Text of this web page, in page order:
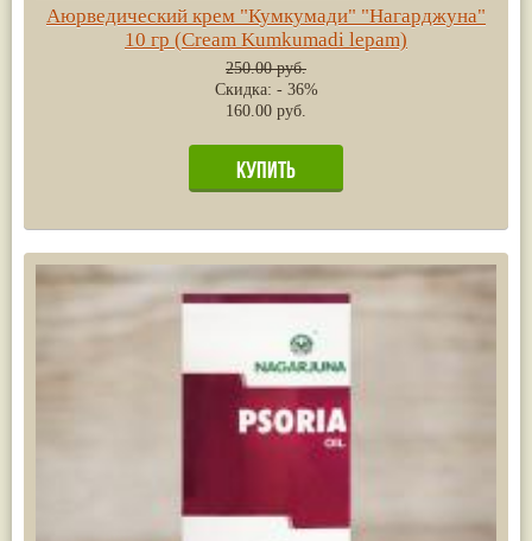
Аюрведический крем "Кумкумади" "Нагарджуна"
10 гр (Cream Kumkumadi lepam)
250.00 руб.
Скидка: - 36%
160.00 руб.
Юстиция сосудистая/Васака
Жасмин(8)
(8)